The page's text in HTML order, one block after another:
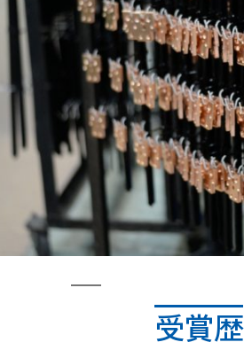
受賞歴